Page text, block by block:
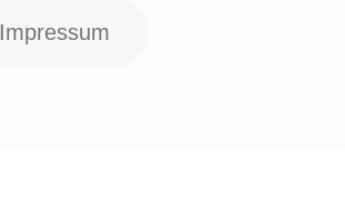
Impressum